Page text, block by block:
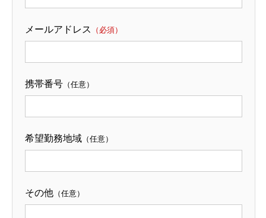
メールアドレス （必須）
携帯番号 （任意）
希望勤務地域 （任意）
その他 （任意）